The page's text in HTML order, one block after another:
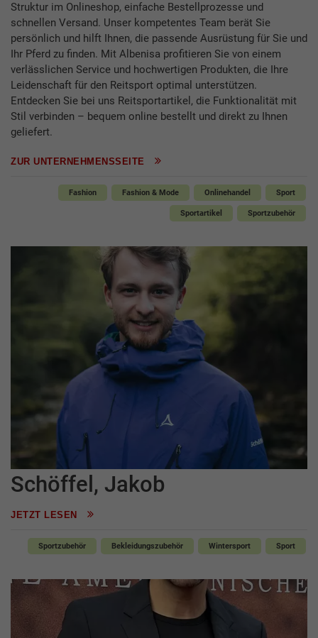
Struktur im Onlineshop, einfache Bestellprozesse und
schnellen Versand. Unser kompetentes Team berät Sie
persönlich und hilft Ihnen, die passende Ausrüstung für Sie und
Ihr Pferd zu finden. Mit Albenisa profitieren Sie von einem
verlässlichen Service und hochwertigen Produkten, die Ihre
Leidenschaft für den Reitsport optimal unterstützen.
Entdecken Sie bei uns Reitsportartikel, die Funktionalität mit
Stil verbinden – bequem online bestellt und direkt zu Ihnen
geliefert.
ZUR UNTERNEHMENSSEITE
Fashion Fashion & Mode Onlinehandel Sport
Sportartikel Sportzubehör
Schöffel, Jakob
JETZT LESEN
Sportzubehör Bekleidungszubehör Wintersport Sport